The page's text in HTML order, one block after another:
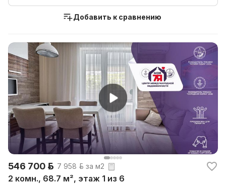
Добавить к сравнению
546 700 р. 7 958 р. за м2
2 комн., 68.7 м², этаж 1 из 6